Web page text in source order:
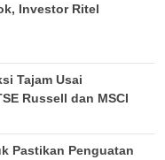
Investor Ritel
Tajam Usai
Russell dan MSCI
Pastikan Penguatan